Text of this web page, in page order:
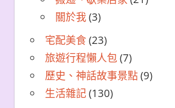
關於我(3)
宅配美食(23)
旅遊行程懶人包(7)
歷史、神話故事景點(9)
生活雜記(130)